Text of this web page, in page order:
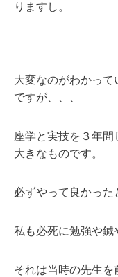
りますし。
大変なのがわかっ
ですが、、、
座学と実技を３年
大きなものです。
必ずやって良かった
私も必死に勉強や鍼
それは当時の先生を